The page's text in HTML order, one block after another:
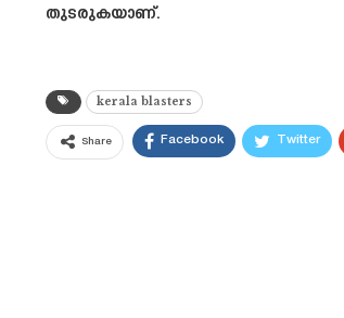
തുടരുകയാണ്.
kerala blasters
Share Facebook Twitter